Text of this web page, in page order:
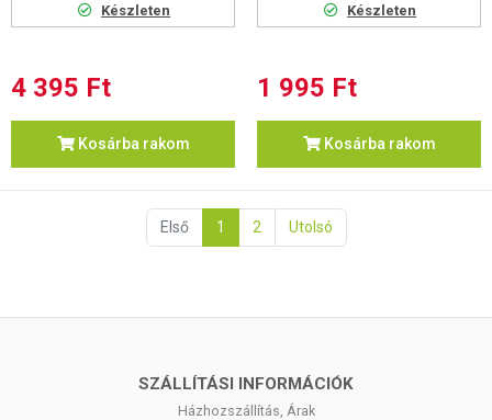
Készleten
4 395 Ft
Kosárba rakom
Készleten
1 995 Ft
Kosárba rakom
Első 1 2 Utolsó
SZÁLLÍTÁSI INFORMÁCIÓK
Házhozszállítás, Árak